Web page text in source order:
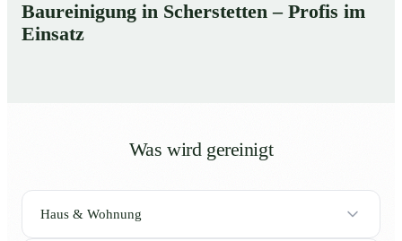
Baureinigung in Scherstetten – Profis im
Einsatz
Was wird gereinigt
Haus & Wohnung